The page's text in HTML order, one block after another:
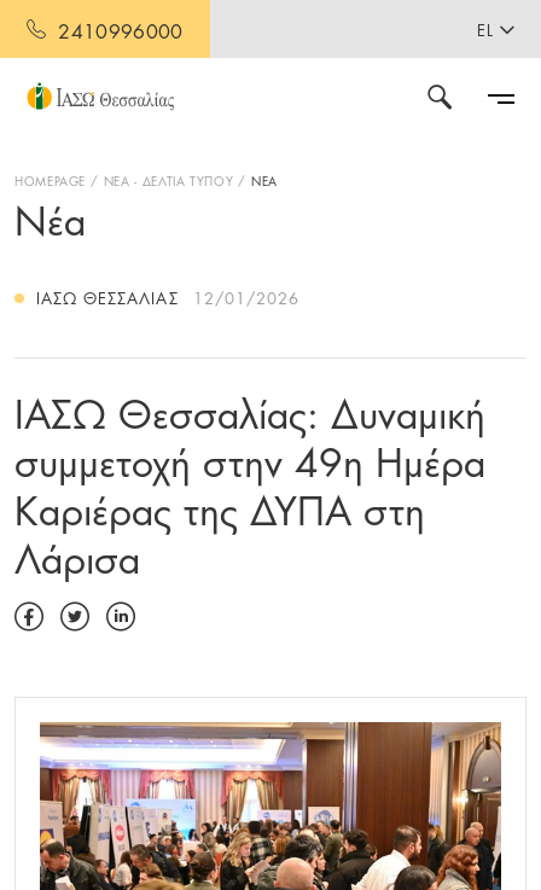
2410996000 EL
HOMEPAGE ΝΕΑ - ΔΕΛΤΙΑ ΤΥΠΟΥ ΝΕΑ
Νέα
ΙΑΣΩ ΘΕΣΣΑΛΊΑΣ 12/01/2026
ΙΑΣΩ Θεσσαλίας: Δυναμική
συμμετοχή στην 49η Ημέρα
Καριέρας της ΔΥΠΑ στη
Λάρισα